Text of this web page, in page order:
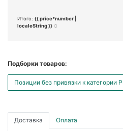
Итого: {{ price*number |
localeString }}
Подборки товаров:
Позиции без привязки к категории
Доставка Оплата